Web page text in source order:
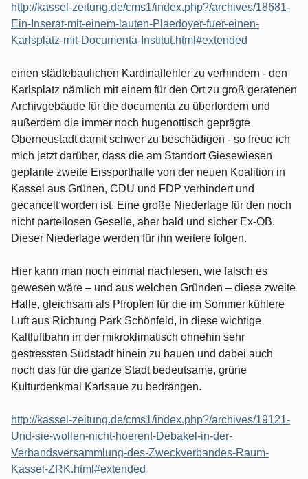
http://kassel-zeitung.de/cms1/index.php?/archives/18681-
Ein-Inserat-mit-einem-lauten-Plaedoyer-fuer-einen-
Karlsplatz-mit-Documenta-Institut.html#extended
einen städtebaulichen Kardinalfehler zu verhindern - den
Karlsplatz nämlich mit einem für den Ort zu groß geratenen
Archivgebäude für die documenta zu überfordern und
außerdem die immer noch hugenottisch geprägte
Oberneustadt damit schwer zu beschädigen - so freue ich
mich jetzt darüber, dass die am Standort Giesewiesen
geplante zweite Eissporthalle von der neuen Koalition in
Kassel aus Grünen, CDU und FDP verhindert und
gecancelt worden ist. Eine große Niederlage für den noch
nicht parteilosen Geselle, aber bald und sicher Ex-OB.
Dieser Niederlage werden für ihn weitere folgen.
Hier kann man noch einmal nachlesen, wie falsch es
gewesen wäre – und aus welchen Gründen – diese zweite
Halle, gleichsam als Pfropfen für die im Sommer kühlere
Luft aus Richtung Park Schönfeld, in diese wichtige
Kaltluftbahn in der mikroklimatisch ohnehin sehr
gestressten Südstadt hinein zu bauen und dabei auch
noch das für die ganze Stadt bedeutsame, grüne
Kulturdenkmal Karlsaue zu bedrängen.
http://kassel-zeitung.de/cms1/index.php?/archives/19121-
Und-sie-wollen-nicht-hoeren!-Debakel-in-der-
Verbandsversammlung-des-Zweckverbandes-Raum-
Kassel-ZRK.html#extended